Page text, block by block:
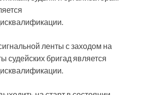
ленты с заходом на
судейских бригад является